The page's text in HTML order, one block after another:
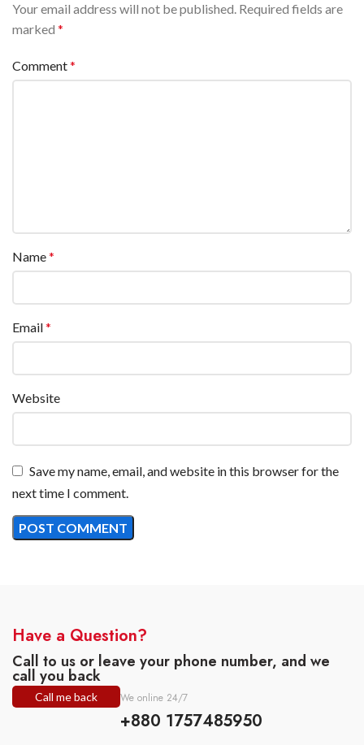
Your email address will not be published. Required fields are
marked *
Comment*
Name*
Email*
Website
Save my name, email, and website in this browser for the
next time I comment.
Have a Question?
Call to us or leave your phone number, and we
call you back
Call me back We online 24/7
+880 1757485950